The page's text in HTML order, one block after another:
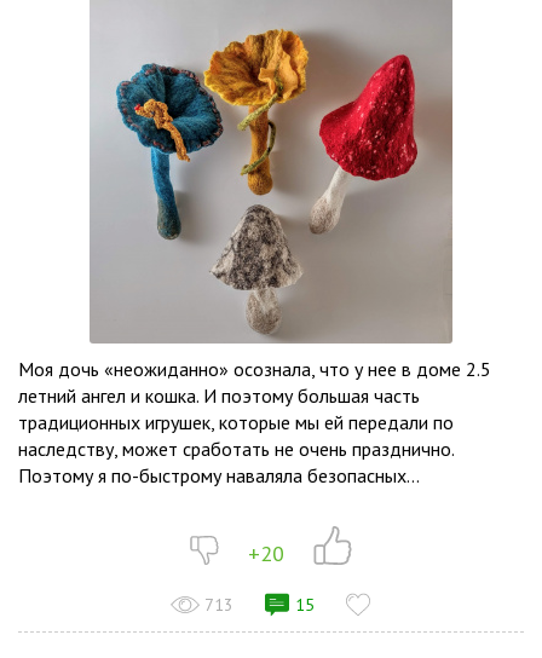
Моя дочь «неожиданно» осознала, что у нее в доме 2.5
летний ангел и кошка. И поэтому большая часть
традиционных игрушек, которые мы ей передали по
наследству, может сработать не очень празднично.
Поэтому я по-быстрому наваляла безопасных...
+20
713 15